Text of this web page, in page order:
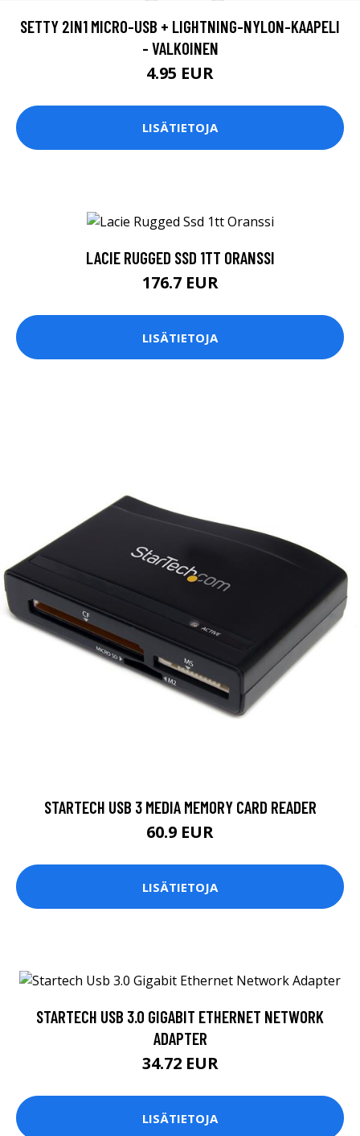
SETTY 2IN1 MICRO-USB + LIGHTNING-NYLON-KAAPELI
- VALKOINEN
4.95 EUR
LISÄTIETOJA
LACIE RUGGED SSD 1TT ORANSSI
176.7 EUR
LISÄTIETOJA
STARTECH USB 3 MEDIA MEMORY CARD READER
60.9 EUR
LISÄTIETOJA
STARTECH USB 3.0 GIGABIT ETHERNET NETWORK
ADAPTER
34.72 EUR
LISÄTIETOJA